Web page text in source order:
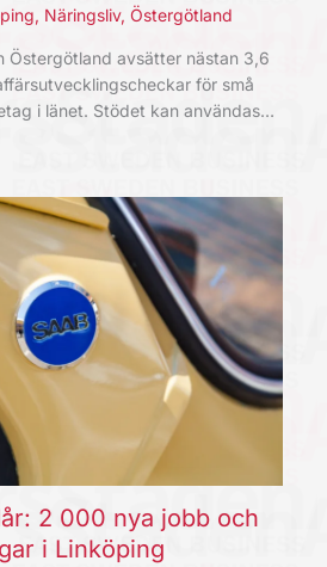
, Näringsliv, Östergötland
Östergötland avsätter nästan 3,6
för små
i länet. Stödet kan användas…
2 000 nya jobb och
i Linköping